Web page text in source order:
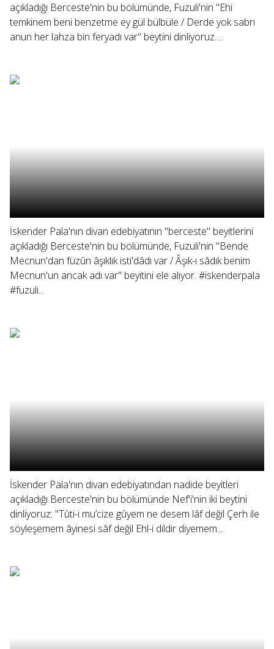
açıkladığı Berceste'nin bu bölümünde, Fuzuli'nin "Ehi
temkinem beni benzetme ey gül bülbüle / Derde yok sabrı
anun her lahza bin feryadı var" beytini dinliyoruz....
İskender Pala'nın divan edebiyatının "berceste" beyitlerini
açıkladığı Berceste'nin bu bölümünde, Fuzuli'nin "Bende
Mecnun'dan füzûn âşıklık isti'dâdı var / Âşık-ı sâdık benim
Mecnun'un ancak adı var" beyitini ele alıyor. #iskenderpala
#fuzuli...
İskender Pala'nın divan edebiyatından nadide beyitleri
açıkladığı Berceste'nin bu bölümünde Nef'i'nin iki beytini
dinliyoruz: "Tûti-i mu’cize gûyem ne desem lâf değil Çerh ile
söyleşemem âyinesi sâf değil Ehl-i dildir diyemem...